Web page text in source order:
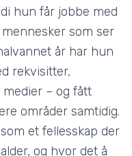
hun får jobbe med
som ser
år har hun
rekvisitter,
medier – og fått
områder samtidig.
et fellesskap der
og hvor det å